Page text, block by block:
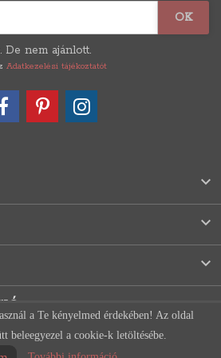
De nem ajánlott.
Adatkezelési tájékoztatót



a Te kényelmed érdekében! Az oldal
beleegyezel a cookie-k letöltésébe.